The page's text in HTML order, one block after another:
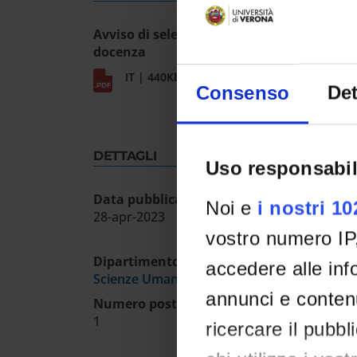
Consenso
Uso
Noi e i nostri
vostro numero
accedere alle
annunci e
ricercare il
Avviso di selezione pubblica_attività di
docenza
IT | 440Kb
DETTAGLI
Data pubblicazione sull'albo ufficiale
28-apr-2023
Dipartimento
Scienze Umane
Numero posti
1